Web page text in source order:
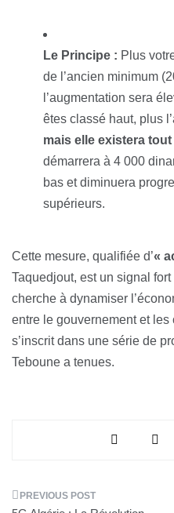
Le Principe : Plus
de l’ancien minimum
l’augmentation sera
êtes classé haut, plus
mais elle existera tout
démarrera à 4 000
bas et diminuera
supérieurs.
Cette mesure, qualifiée d’«
Taquedjout, est un signal fort
cherche à dynamiser
entre le gouvernement et les
s’inscrit dans une série de
Teboune a tenues.
Navigation